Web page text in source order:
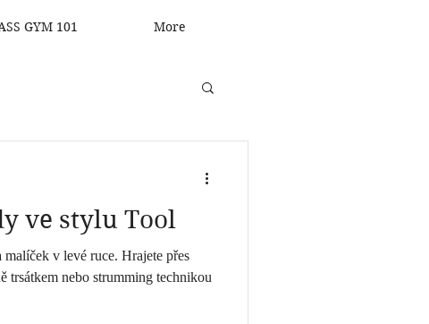
GYM 101 More
ve stylu Tool
malíček v levé ruce. Hrajete přes
trsátkem nebo strumming technikou